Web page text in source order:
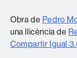
Obra de Pedro
una llicència de
Compartir Igual